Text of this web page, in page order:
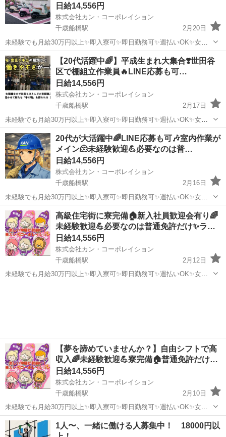
日給14,556円
株式会社カン・コーポレイション
千歳船橋駅
2月20日
未経験でも月給30万円以上✨即入寮可✨即日勤務可✨週払いOK✨女性
OK✨派手髪OK✨ピアスOK✨ネイルOK✨髭さんOK✨私服通勤OK✨バ
イク･自転車通勤OK✨手ぶら面接OK✨未経験者OK✨WワークOK✨友達
と応募もOK✨シフ...
東京 世田谷区 千歳船橋駅 鳶職 給料
【20代活躍中🌈】平成生まれ大集合❣️世田谷
区で棚組立作業員🔥LINE応募も可…
日給14,556円
株式会社カン・コーポレイション
千歳船橋駅
2月17日
未経験でも月給30万円以上✨即入寮可✨即日勤務可✨週払いOK✨女性
OK✨派手髪OK✨ピアスOK✨ネイルOK✨髭さんOK✨私服通勤OK✨バ
イク･自転車通勤OK✨手ぶら面接OK✨未経験者OK✨WワークOK✨友達
と応募もOK✨シフ...
東京 世田谷区 千歳船橋駅 鳶職 給料
20代が大活躍中🌈LINE応募も可🎶室内作業が
メイン🫠未経験歓迎💪必要なのは普…
日給14,556円
株式会社カン・コーポレイション
千歳船橋駅
2月16日
未経験でも月給30万円以上✨即入寮可✨即日勤務可✨週払いOK✨女性
OK✨派手髪OK✨ピアスOK✨ネイルOK✨髭さんOK✨私服通勤OK✨バ
イク･自転車通勤OK✨手ぶら面接OK✨未経験者OK✨WワークOK✨友達
と応募もOK✨シフ...
東京 世田谷区 千歳船橋駅 鳶職 給料
高級住宅街に寮完備🏠新入社員歓迎会有り🌈
未経験歓迎💪必要なのは普通免許だけ✨ラ…
日給14,556円
株式会社カン・コーポレイション
千歳船橋駅
2月12日
未経験でも月給30万円以上✨即入寮可✨即日勤務可✨週払いOK✨女性
【夢を諦めていませんか？】自由シフトで高
収入🌈未経験歓迎💪寮完備🏠普通免許だけ…
日給14,556円
株式会社カン・コーポレイション
千歳船橋駅
2月10日
未経験でも月給30万円以上✨即入寮可✨即日勤務可✨週払いOK✨女性
OK✨派手髪OK✨ピアスOK✨ネイルOK✨髭さんOK✨私服通勤OK✨バ
イク･自転車通勤OK✨手ぶら面接OK✨未経験者OK✨WワークOK✨友達
東京 世田谷区 千歳船橋駅 給料
1人〜、一緒に働ける人募集中！ 18000円以